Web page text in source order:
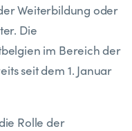
Weiterbildung oder
Die
im Bereich der
seit dem 1. Januar
Rolle der